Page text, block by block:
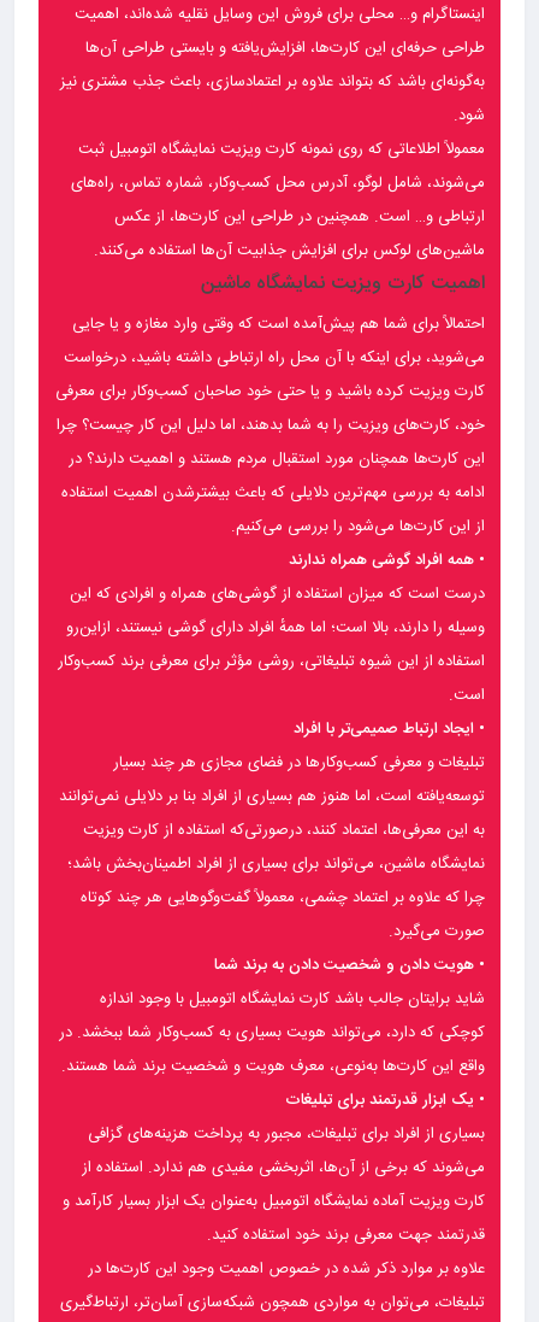
اینستاگرام و… محلی برای فروش این وسایل نقلیه شده‌اند، اهمیت
طراحی حرفه‌ای این کارت‌ها، افزایش‌یافته و بایستی طراحی آن‌ها
به‌گونه‌ای باشد که بتواند علاوه بر اعتمادسازی، باعث جذب مشتری نیز
شود.
معمولاً اطلاعاتی که روی نمونه کارت ویزیت نمایشگاه اتومبیل ثبت
می‌شوند، شامل لوگو، آدرس محل کسب‌وکار، شماره تماس، راه‌های
ارتباطی و… است. همچنین در طراحی این کارت‌ها، از عکس
ماشین‌های لوکس برای افزایش جذابیت آن‌ها استفاده می‌کنند.
اهمیت کارت ویزیت نمایشگاه ماشین
احتمالاً برای شما هم پیش‌آمده است که وقتی وارد مغازه و یا جایی
می‌شوید، برای اینکه با آن محل راه ارتباطی داشته باشید، درخواست
کارت ویزیت کرده باشید و یا حتی خود صاحبان کسب‌وکار برای معرفی
خود، کارت‌های ویزیت را به شما بدهند، اما دلیل این کار چیست؟ چرا
این کارت‌ها همچنان مورد استقبال مردم هستند و اهمیت دارند؟ در
ادامه به بررسی مهم‌ترین دلایلی که باعث بیشترشدن اهمیت استفاده
از این کارت‌ها می‌شود را بررسی می‌کنیم.
• همه افراد گوشی همراه ندارند
درست است که میزان استفاده از گوشی‌های همراه و افرادی که این
وسیله را دارند، بالا است؛ اما همهٔ افراد دارای گوشی نیستند، ازاین‌رو
استفاده از این شیوه تبلیغاتی، روشی مؤثر برای معرفی برند کسب‌وکار
است.
• ایجاد ارتباط صمیمی‌تر با افراد
تبلیغات و معرفی کسب‌وکارها در فضای مجازی هر چند بسیار
توسعه‌یافته است، اما هنوز هم بسیاری از افراد بنا بر دلایلی نمی‌توانند
به این معرفی‌ها، اعتماد کنند، درصورتی‌که استفاده از کارت ویزیت
نمایشگاه ماشین، می‌تواند برای بسیاری از افراد اطمینان‌بخش باشد؛
چرا که علاوه بر اعتماد چشمی، معمولاً گفت‌وگوهایی هر چند کوتاه
صورت می‌گیرد.
• هویت دادن و شخصیت دادن به برند شما
شاید برایتان جالب باشد کارت نمایشگاه اتومبیل با وجود اندازه
کوچکی که دارد، می‌تواند هویت بسیاری به کسب‌وکار شما ببخشد. در
واقع این کارت‌ها به‌نوعی، معرف هویت و شخصیت برند شما هستند.
• یک ابزار قدرتمند برای تبلیغات
بسیاری از افراد برای تبلیغات، مجبور به پرداخت هزینه‌های گزافی
می‌شوند که برخی از آن‌ها، اثربخشی مفیدی هم ندارد. استفاده از
کارت ویزیت آماده نمایشگاه اتومبیل به‌عنوان یک ابزار بسیار کارآمد و
قدرتمند جهت معرفی برند خود استفاده کنید.
علاوه بر موارد ذکر شده در خصوص اهمیت وجود این کارت‌ها در
تبلیغات، می‌توان به مواردی همچون شبکه‌سازی آسان‌تر، ارتباط‌گیری